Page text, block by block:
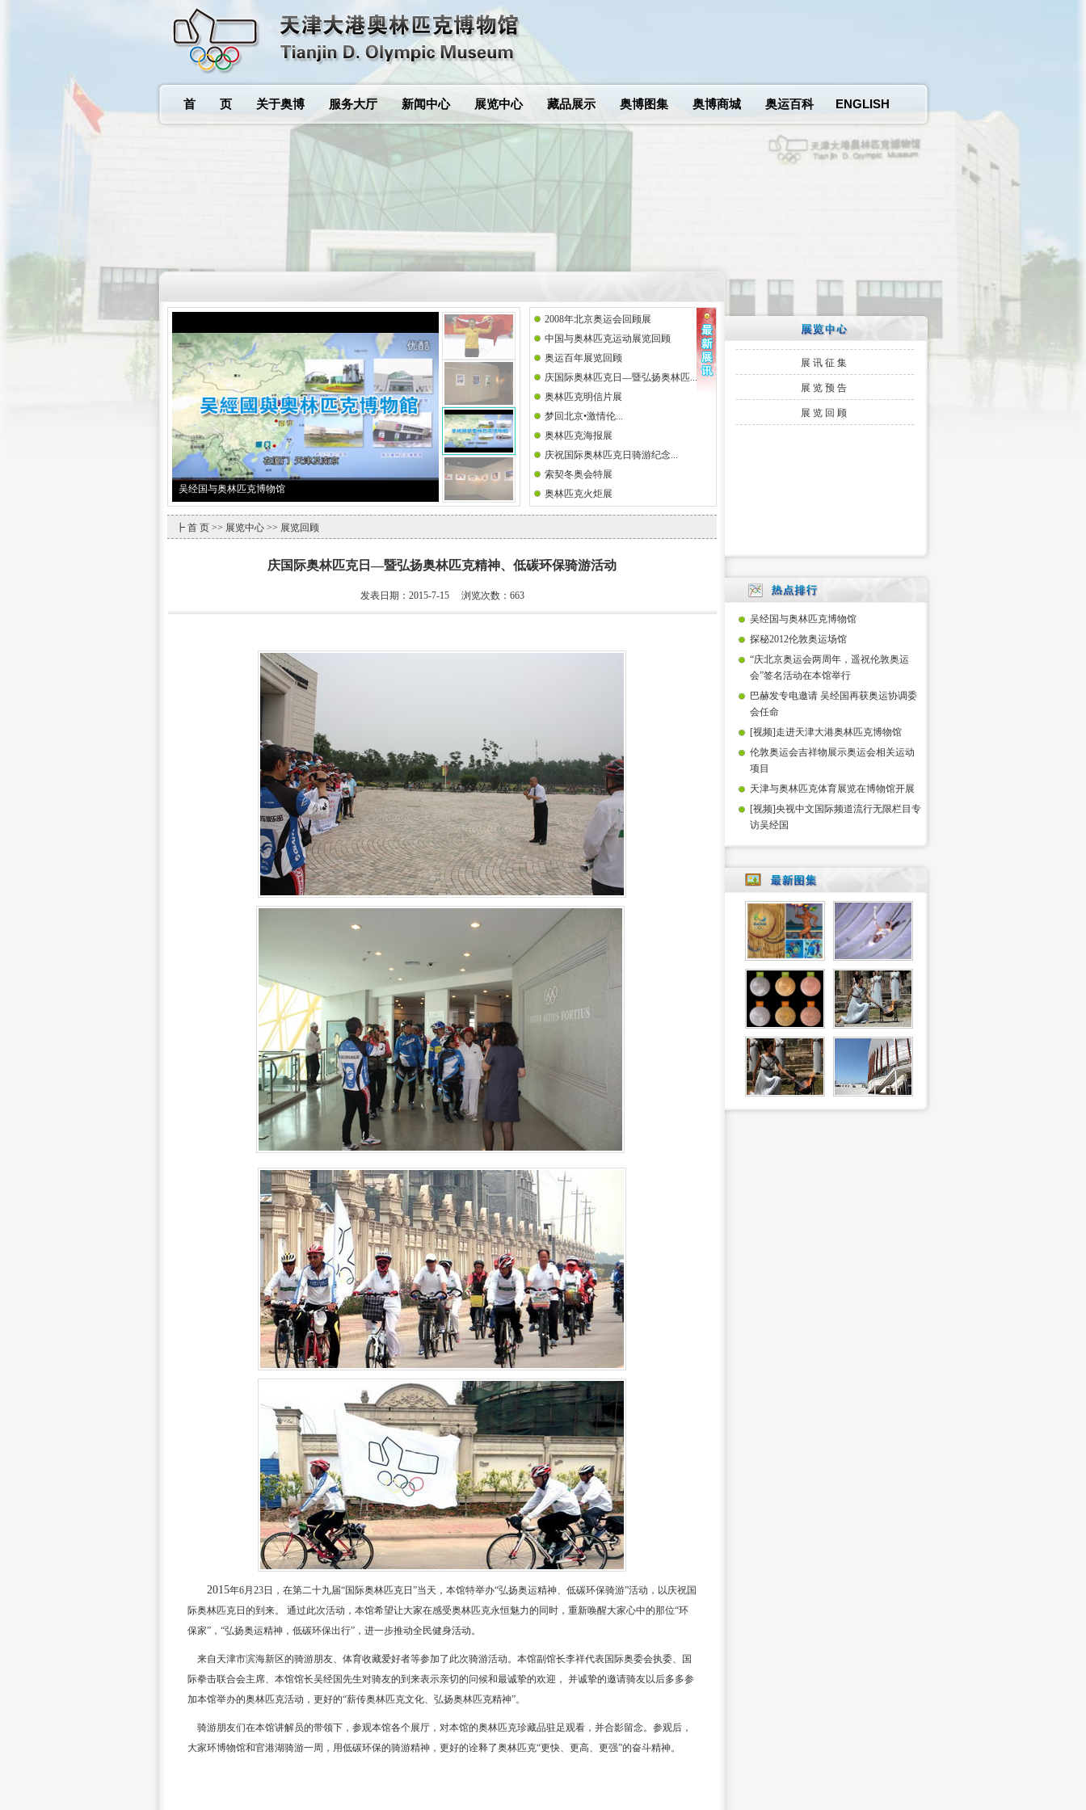
首 页 关于奥博 服务大厅 新闻中心 展览中心 藏品展示 奥博图集 奥博商城 奥运百科 ENGLISH
吴经国与奥林匹克博物馆
2008年北京奥运会回顾展
中国与奥林匹克运动展览回顾
奥运百年展览回顾
庆国际奥林匹克日—暨弘扬奥林匹...
奥林匹克明信片展
梦回北京•激情伦...
奥林匹克海报展
庆祝国际奥林匹克日骑游纪念...
索契冬奥会特展
奥林匹克火炬展
┣ 首 页 >> 展览中心 >> 展览回顾
庆国际奥林匹克日—暨弘扬奥林匹克精神、低碳环保骑游活动
发表日期：2015-7-15 浏览次数： 663
2015年6月 23日，在第二十九届“国际奥林匹克日”当天， 本馆特举办“弘扬奥运精神、低碳环保骑游”活动，以庆祝国
际奥林匹克日的到来。 通过此次活动，本馆希望让大家在感受奥林匹克永恒魅力的同时，重新唤醒大家心中的那位“环
保家”，“弘扬奥运精神，低碳环保出行”，进一步推动全民健身活动。
来自天津市滨海新区的骑游朋友、体育收藏爱好者等参加了此次骑游活动。本馆副馆长李祥代表国际奥委会执委、国
际拳击联合会主席、本馆馆长吴经国先生对骑友的到来表示亲切的问候和最诚挚的欢迎， 并诚挚的邀请骑友以后多多参
加本馆举办的奥林匹克活动，更好的“薪传奥林匹克文化、弘扬奥林匹克精神”。
骑游朋友们在本馆讲解员的带领下，参观本馆各个展厅，对本馆的奥林匹克珍藏品驻足观看，并合影留念。参观后，
大家环博物馆和官港湖骑游一周，用低碳环保的骑游精神，更好的诠释了奥林匹克“更快、更高、更强”的奋斗精神。
展讯征集
展览预告
展览回顾
吴经国与奥林匹克博物馆
探秘2012伦敦奥运场馆
“庆北京奥运会两周年，遥祝伦敦奥运
会”签名活动在本馆举行
巴赫发专电邀请 吴经国再获奥运协调委
会任命
[视频]走进天津大港奥林匹克博物馆
伦敦奥运会吉祥物展示奥运会相关运动
项目
天津与奥林匹克体育展览在博物馆开展
[视频]央视中文国际频道流行无限栏目专
访吴经国